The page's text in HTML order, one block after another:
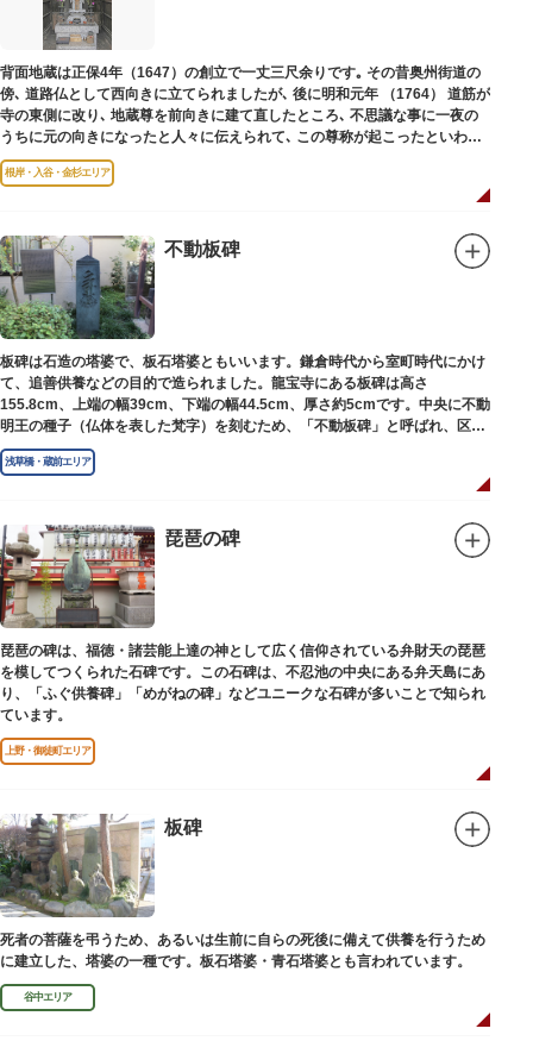
背面地蔵は正保4年（1647）の創立で一丈三尺余りです｡ その昔奥州街道の
傍､ 道路仏として西向きに立てられましたが､ 後に明和元年 （1764） 道筋が
寺の東側に改り､ 地蔵尊を前向きに建て直したところ､ 不思議な事に一夜の
うちに元の向きになったと人々に伝えられて､ この尊称が起こったといわれ
ています｡薬王寺（やくおうじ）にあります。
根岸・入谷・金杉エリア
不動板碑
板碑は石造の塔婆で、板石塔婆ともいいます。鎌倉時代から室町時代にかけ
て、追善供養などの目的で造られました。龍宝寺にある板碑は高さ
155.8cm、上端の幅39cm、下端の幅44.5cm、厚さ約5cmです。中央に不動
明王の種子（仏体を表した梵字）を刻むため、「不動板碑」と呼ばれ、区内
現存の板碑を代表するもののひとつです。
浅草橋・蔵前エリア
琵琶の碑
琵琶の碑は、福徳・諸芸能上達の神として広く信仰されている弁財天の琵琶
を模してつくられた石碑です。この石碑は、不忍池の中央にある弁天島にあ
り、「ふぐ供養碑」「めがねの碑」などユニークな石碑が多いことで知られ
ています。
上野・御徒町エリア
板碑
死者の菩薩を弔うため、あるいは生前に自らの死後に備えて供養を行うため
に建立した、塔婆の一種です。板石塔婆・青石塔婆とも言われています。
谷中エリア